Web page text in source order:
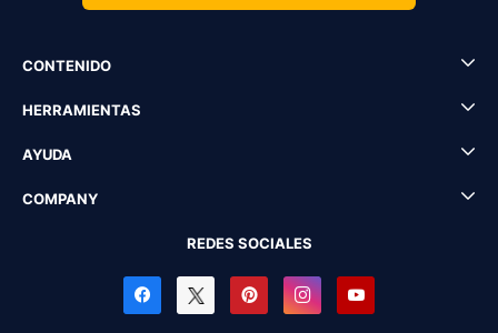
CONTENIDO
HERRAMIENTAS
AYUDA
COMPANY
REDES SOCIALES